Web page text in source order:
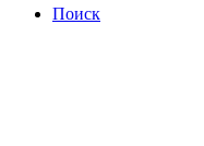
Поиск